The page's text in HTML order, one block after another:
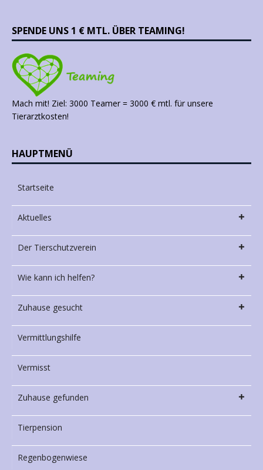
SPENDE UNS 1 € MTL. ÜBER TEAMING!
Mach mit! Ziel: 3000 Teamer = 3000 € mtl. für unsere
Tierarztkosten!
HAUPTMENÜ
Startseite
Aktuelles
Der Tierschutzverein
Wie kann ich helfen?
Zuhause gesucht
Vermittlungshilfe
Vermisst
Zuhause gefunden
Tierpension
Regenbogenwiese